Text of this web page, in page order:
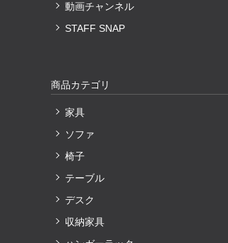
動画チャンネル
STAFF SNAP
商品カテゴリ
家具
ソファ
椅子
テーブル
デスク
収納家具